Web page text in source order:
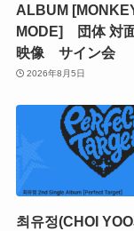
ALBUM
MODE] 団体 対
映像 サイン会
2026年8月5日
최유정(CHOI